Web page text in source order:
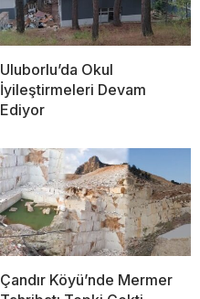
Uluborlu’da Okul
İyileştirmeleri Devam
Ediyor
Çandır Köyü’nde Mermer